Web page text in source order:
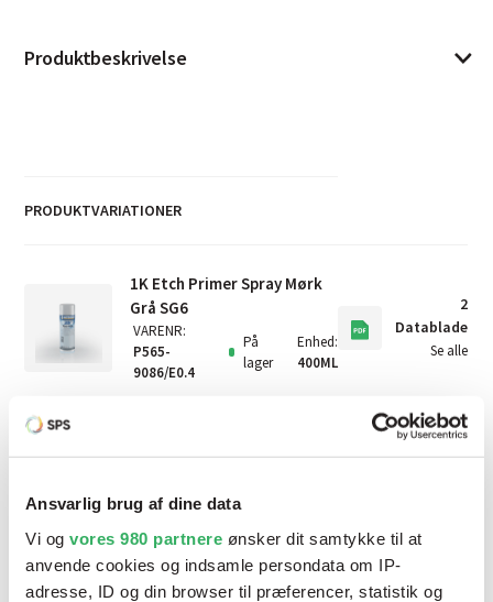
Ansvarlig brug af dine data
Vi og vores 980 partnere ønsker dit samtykke til at
anvende cookies og indsamle persondata om IP-
adresse, ID og din browser til præferencer, statistik og
Produktbeskrivelse
PRODUKTVARIATIONER
1K Etch Primer Spray Mørk
Grå SG6
VARENR:
P565-
9086/E0.4
På
lager
Enhed:
400ML
2
Datablade
Se alle
VARENR
P565-
9081/E0.4